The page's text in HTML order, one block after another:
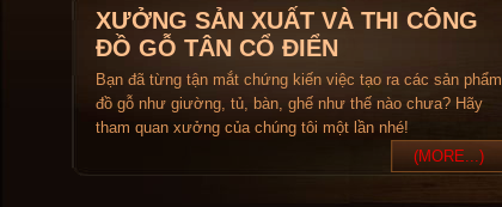
XƯỞNG SẢN XUẤT VÀ THI CÔNG
ĐỒ GỖ TÂN CỔ ĐIỂN
Bạn đã từng tận mắt chứng kiến việc tạo ra các sản phẩm
đồ gỗ như giường, tủ, bàn, ghế như thế nào chưa? Hãy
tham quan xưởng của chúng tôi một lần nhé!
(MORE...)